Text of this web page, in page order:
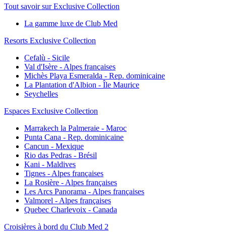
Tout savoir sur Exclusive Collection
La gamme luxe de Club Med
Resorts Exclusive Collection
Cefalù - Sicile
Val d'Isère - Alpes françaises
Michès Playa Esmeralda - Rep. dominicaine
La Plantation d'Albion - Île Maurice
Seychelles
Espaces Exclusive Collection
Marrakech la Palmeraie - Maroc
Punta Cana - Rep. dominicaine
Cancun - Mexique
Rio das Pedras - Brésil
Kani - Maldives
Tignes - Alpes françaises
La Rosière - Alpes françaises
Les Arcs Panorama - Alpes françaises
Valmorel - Alpes françaises
Quebec Charlevoix - Canada
Croisières à bord du Club Med 2